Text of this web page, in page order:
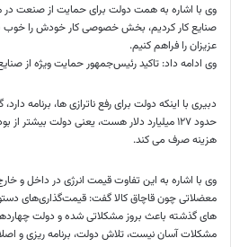
وی با اشاره به همت دولت برای حمایت از صنعت در
صنایع کار کردیم، بخش خصوصی کار خودش را خوب
عزیزان را فراهم کنیم.
وی ادامه داد: تاکید رئیس‌جمهور حمایت ویژه از
دبیری با اینکه دولت برای رفع ناترازی ها، برنامه
حدود ۱۲۷ میلیارد دلار هست، یعنی دولت بیشتر
هزینه صرف می کند.
وی با اشاره به این تفاوت قیمت انرژی در داخل و خارج
معضلاتی چون قاچاق کالا گفت: قیمت‌گذاری‌های
های گذشته باعث بروز مشکلاتی شده و دولت
مشکلات آسان نیست، تلاش دولت، برنامه ریزی و